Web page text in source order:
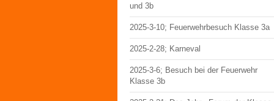
und 3b
2025-3-10; Feuerwehrbesuch Klasse 3a
2025-2-28; Karneval
2025-3-6; Besuch bei der Feuerwehr
Klasse 3b